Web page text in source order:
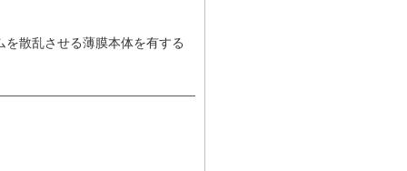
散乱させる薄膜本体を有する